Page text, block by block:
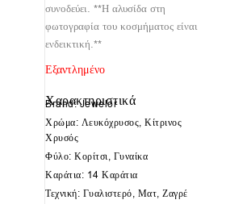
συνοδεύει. **Η αλυσίδα στη
φωτογραφία του κοσμήματος είναι
ενδεικτική.**
Εξαντλημένο
Χαρακτηριστικά
Brand: Jewelor
Χρώμα: Λευκόχρυσος, Κίτρινος
Χρυσός
Φύλο: Κορίτσι, Γυναίκα
Καράτια: 14 Καράτια
Τεχνική: Γυαλιστερό, Ματ, Ζαγρέ